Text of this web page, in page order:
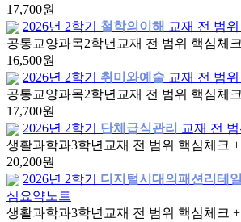
17,700원
2026년 2학기
철학의이해 교재 전 범
공통교양과목2학년 교재 전 범위 핵심체
16,500원
2026년 2학기
취미와예술 교재 전 범
공통교양과목2학년 교재 전 범위 핵심체
17,700원
2026년 2학기
단체급식관리
교재 전
생활과학과3학년 교재 전 범위 핵심체크
20,200원
2026년 2학기
디지털시대의패션리테
심요약노트
생활과학과3학년 교재 전 범위 핵심체크